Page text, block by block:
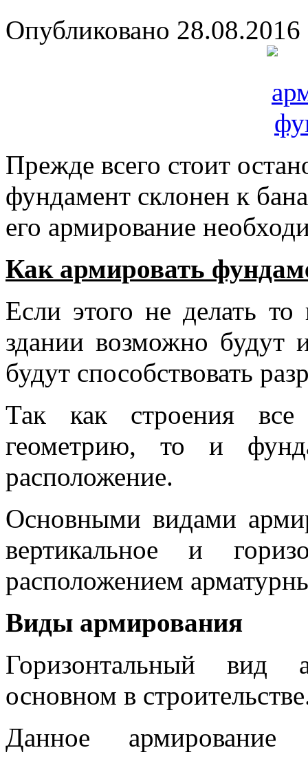
Опубликовано 28.08.2016
Прежде всего стоит
фундамент склонен к
его армирование
Как армировать
Если этого не делать
здании возможно будут
будут способствовать
Так как строения
геометрию, то и
расположение.
Основными видами
вертикальное и
расположением
Виды армирования
Горизонтальный вид
основном в
Данное армирование